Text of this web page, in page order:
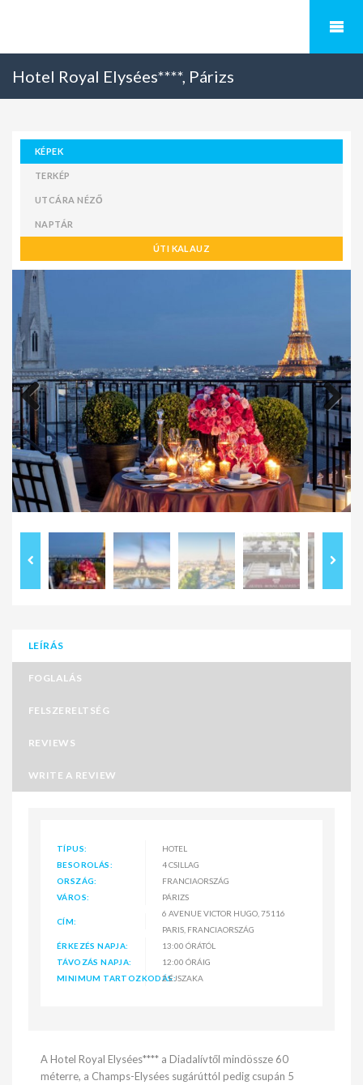
Hotel Royal Elysées****, Párizs
KÉPEK
TERKÉP
UTCÁRA NÉZŐ
NAPTÁR
ÚTI KALAUZ
Previous Next
LEÍRÁS
FOGLALÁS
FELSZERELTSÉG
REVIEWS
WRITE A REVIEW
TÍPUS:
HOTEL
BESOROLÁS:
4 CSILLAG
ORSZÁG:
FRANCIAORSZÁG
VÁROS:
PÁRIZS
CÍM:
6 AVENUE VICTOR HUGO, 75116
PARIS, FRANCIAORSZÁG
ÉRKEZÉS NAPJA:
13:00 ÓRÁTÓL
TÁVOZÁS NAPJA:
12:00 ÓRÁIG
MINIMUM TARTOZKODÁS:2 ÉJSZAKA
A Hotel Royal Elysées**** a Diadalívtől mindössze 60
méterre, a Champs-Elysées sugárúttól pedig csupán 5